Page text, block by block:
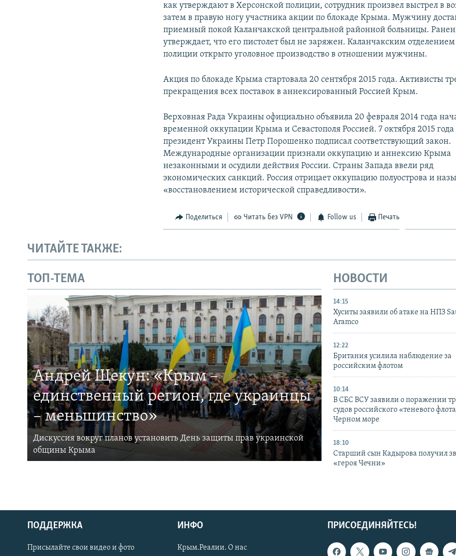
Українською
как утверждают в Херсонской полиции, сотрудник произвел выстрел в
затем в правую ногу участника акции по блокаде Крыма. Мужчину
приемный покой Каланчакской центральной районной больницы.
утверждает, что его пистолет был не заряжен. Каланчакским отделением
полиции открыто уголовное производство в отношении мужчины.
Акция по блокаде Крыма стартовала 20 сентября 2015 года. Активисты
прекращения всех поставок в аннексированный Россией Крым.
Верховная Рада Украины официально объявила 20 февраля 2014 года
временной оккупации Крыма и Севастополя Россией. 7 октября 2015 года
президент Украины Петр Порошенко подписал соответствующий закон.
Международные организации признали оккупацию и аннексию Крыма
незаконными и осудили действия России. Страны Запада ввели ряд
экономических санкций. Россия отрицает оккупацию полуострова и
«восстановлением исторической справедливости».
Поделиться Читать без VPN Follow us Печать
ЧИТАЙТЕ ТАКЖЕ:
ТОП-ТЕМА
Андрей Щекун: «Крым –
единственный регион, где украинцы
– меньшинство»
Дискуссия вокруг планов установить День защиты прав украинской
общины Крыма
НОВОСТИ
14:15
Хуситы заявили об атаке на НПЗ
Aramco
12:22
Британия усилила наблюдение за
российским флотом
10:14
В СБС ВСУ заявили о поражении
судов российского «теневого
Черном море
18:10
Старший сын Кадырова получил
«героя Чечни»
ПРИСОЕДИНЯЙТЕСЬ!
ПОДДЕРЖКА
Присылайте свои видео и фото
ИНФО
Крым.Реалии. О нас